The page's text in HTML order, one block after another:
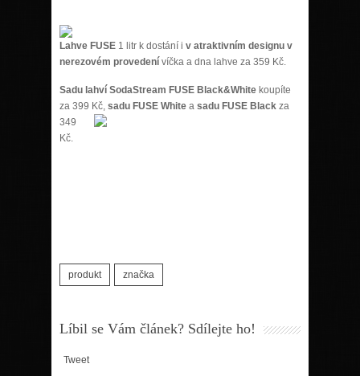
Lahve FUSE 1 litr k dostání i v atraktivním designu v
nerezovém provedení víčka a dna lahve za 359 Kč.
Sadu lahví SodaStream FUSE Black&White koupíte
za 399 Kč, sadu FUSE White a sadu FUSE Black za
349
Kč.
produkt značka
Líbil se Vám článek? Sdílejte ho!
Tweet